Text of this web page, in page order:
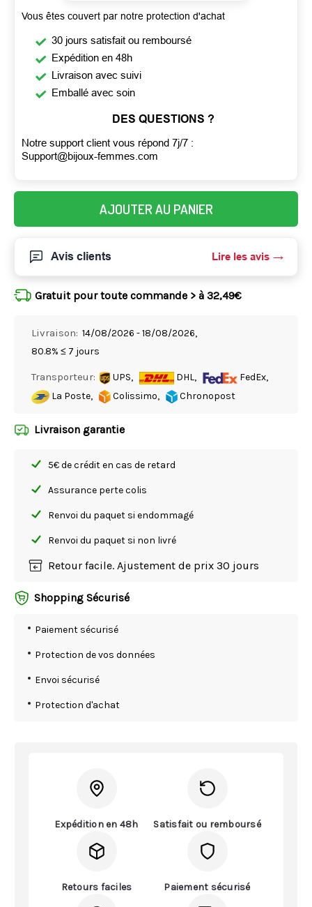
Vous êtes couvert par notre protection d'achat
30 jours satisfait ou remboursé
Expédition en 48h
Livraison avec suivi
Emballé avec soin
DES QUESTIONS ?
Notre support client vous répond 7j/7 :
Support@bijoux-femmes.com
AJOUTER AU PANIER
Avis clients Lire les avis
Gratuit pour toute commande > à 32,49€
Livraison: 14/08/2026 - 18/08/2026,
80.8% ≤ 7 jours
Transporteur: UPS, DHL,
FedEx,
La Poste,
Colissimo, Chronopost
Livraison garantie
5€ de crédit en cas de retard
Assurance perte colis
Renvoi du paquet si endommagé
Renvoi du paquet si non livré
Retour facile. Ajustement de prix 30 jours
Shopping Sécurisé
Paiement sécurisé
Protection de vos données
Envoi sécurisé
Protection d'achat
Expédition en 48h Satisfait ou remboursé
Retours faciles Paiement sécurisé